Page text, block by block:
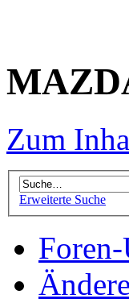
Zum
Erweiterte Suche